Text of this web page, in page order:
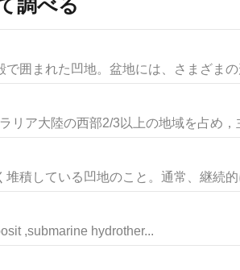
調べる
で囲まれた凹地。盆地には、さまざま
リア大陸の西部2/3以上の地域を占め，
堆積している凹地のこと。通常、継続
,submarine hydrother...